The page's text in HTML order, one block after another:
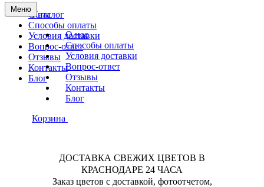
Меню
О нас
Способы оплаты
Условия доставки
Вопрос-ответ
Отзывы
Контакты
Блог
Каталог
О нас
Способы оплаты
Условия доставки
Вопрос-ответ
Отзывы
Контакты
Блог
Корзина
ДОСТАВКА СВЕЖИХ ЦВЕТОВ В
КРАСНОДАРЕ 24 ЧАСА
Заказ цветов с доставкой, фотоотчетом,